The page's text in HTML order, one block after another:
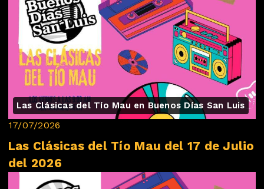
Las Clásicas del Tío Mau en Buenos Días San Luis
17/07/2026
Las Clásicas del Tío Mau del 17 de Julio
del 2026